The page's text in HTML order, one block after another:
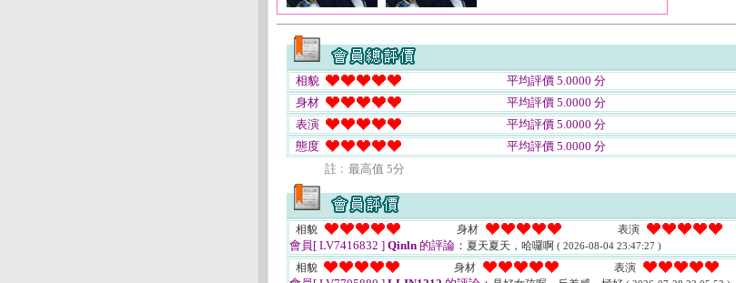
相貌
平均評價 5.0000 分
身材
平均評價 5.0000 分
表演
平均評價 5.0000 分
態度
平均評價 5.0000 分
註﹕最高值 5分
相貌 身材 表演
會員[ LV7416832 ] Qinln 的評論： 夏天夏天，哈囉啊 ( 2026-08-04 23:47:27 )
相貌 身材 表演